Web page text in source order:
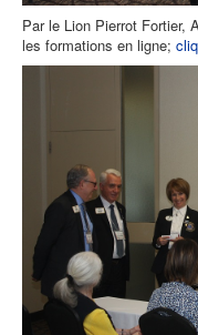
Par le Lion Pierrot Fortier,
les formations en ligne;